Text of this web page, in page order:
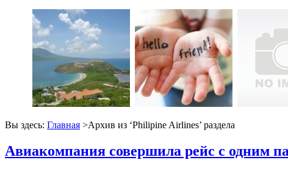
Вы здесь: Главная >Архив из ‘Philipine Airlines’ раздела
Авиакомпания совершила рейс с одним